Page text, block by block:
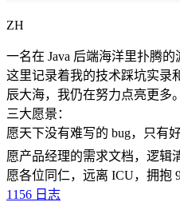
ZH
一名在 Java 后端海洋里扑腾的
这里记录着我的技术踩坑实录
辰大海，我仍在努力点亮更多。
三大愿景：
愿天下没有难写的 bug，只有
愿产品经理的需求文档，逻辑
愿各位同仁，远离 ICU，拥抱
1156 日志